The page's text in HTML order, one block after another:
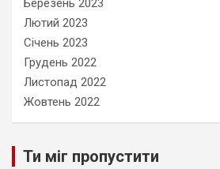
Березень 2023
Лютий 2023
Січень 2023
Грудень 2022
Листопад 2022
Жовтень 2022
Ти міг пропустити